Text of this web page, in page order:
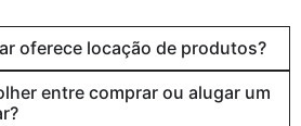
oferece locação de produtos?
entre comprar ou alugar um